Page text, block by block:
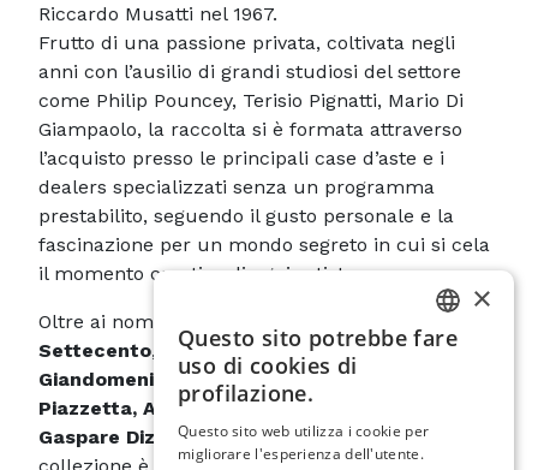
Riccardo Musatti nel 1967.
Frutto di una passione privata, coltivata negli
anni con l’ausilio di grandi studiosi del settore
come Philip Pouncey, Terisio Pignatti, Mario Di
Giampaolo, la raccolta si è formata attraverso
l’acquisto presso le principali case d’aste e i
dealers specializzati senza un programma
prestabilito, seguendo il gusto personale e la
fascinazione per un mondo segreto in cui si cela
il momento creativo di ogni artista.
Oltre ai nomi classici dei
Settecento, comeGiambattista e
Giandomenico Tiepolo, Giambattista
Piazzetta, Antonio e Francesco Guardi,
Gaspare Diziani, Francesco Fontebasso, la
ITALIAN
×
Questo sito potrebbe fare
uso di cookies di
profilazione.
Questo sito web utilizza i cookie per
migliorare l'esperienza dell'utente.